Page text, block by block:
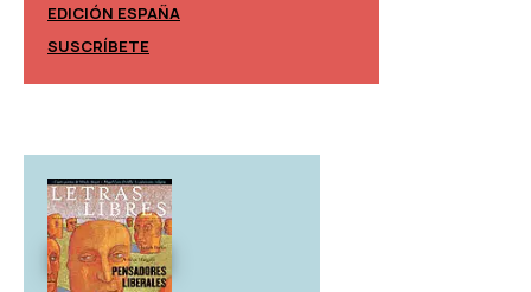
EDICIÓN ESPAÑA
SUSCRÍBETE